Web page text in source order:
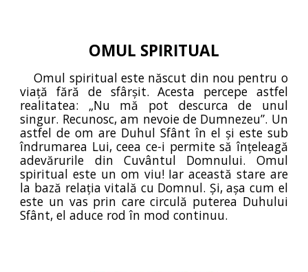
OMUL SPIRITUAL
Omul spiritual este născut din nou pentru o
viață fără de sfârșit. Acesta percepe astfel
realitatea: „Nu mă pot descurca de unul
singur. Recunosc, am nevoie de Dumnezeu”. Un
astfel de om are Duhul Sfânt în el și este sub
îndrumarea Lui, ceea ce-i permite să înțeleagă
adevărurile din Cuvântul Domnului. Omul
spiritual este un om viu! Iar această stare are
la bază relația vitală cu Domnul. Și, așa cum el
este un vas prin care circulă puterea Duhului
Sfânt, el aduce rod în mod continuu.